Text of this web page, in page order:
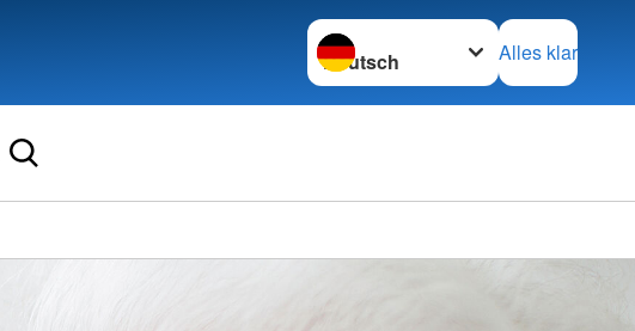
Sprache wechseln zu
Alles klar